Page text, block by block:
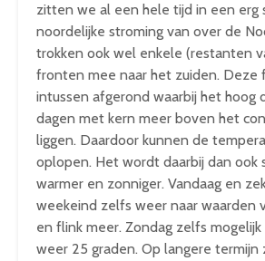
zitten we al een hele tijd in een erg
noordelijke stroming van over de
trokken ook wel enkele (restanten
fronten mee naar het zuiden. Deze
intussen afgerond waarbij het hoog
dagen met kern meer boven het
liggen. Daardoor kunnen de
oplopen. Het wordt daarbij dan ook
warmer en zonniger. Vandaag en
weekeind zelfs weer naar waarden
en flink meer. Zondag zelfs
weer 25 graden. Op langere termijn